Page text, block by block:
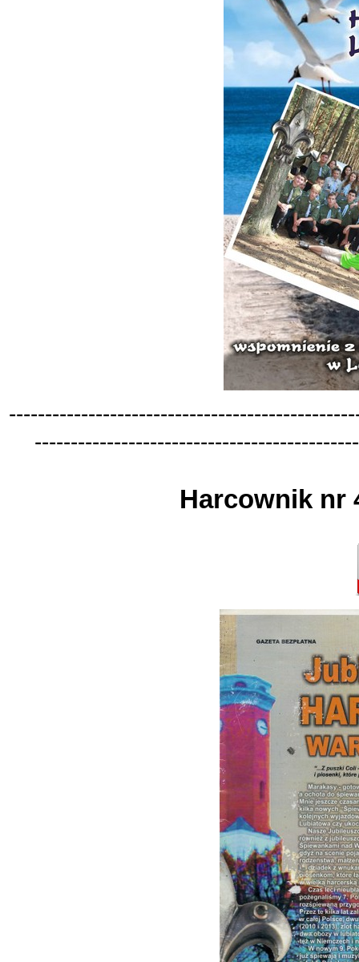
------------------------------------------------
---------------------------------------------
Harcownik nr